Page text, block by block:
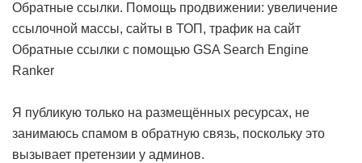
Обратные ссылки. Помощь продвижении: увеличение
ссылочной массы, сайты в ТОП, трафик на сайт
Обратные ссылки с помощью GSA Search Engine
Ranker
Я публикую только на размещённых ресурсах, не
занимаюсь спамом в обратную связь, поскольку это
вызывает претензии у админов.